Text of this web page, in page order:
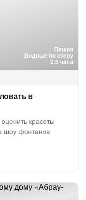
Пешая
Водные по озеру
2.5 часа
в
красоты
шоу фонтанов